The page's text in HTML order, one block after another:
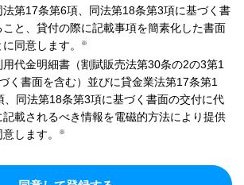
第17条第6項、同法第18条第3項に基づく書
と、貸付の際に記載事項を簡素化した書面
同意します。
※
代金明細書（割賦販売法第30条の2の3第1
く書面を含む）並びに貸金業法第17条第1
、同法第18条第3項に基づく書面の交付に代
記載されるべき情報を電磁的方法により提供
します。
※